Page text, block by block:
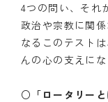
4つの問い、それ
政治や宗教に関
なるこのテスト
んの心の支えにな
○「ロータリーと